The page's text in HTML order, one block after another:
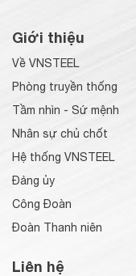
Giới thiệu
Về VNSTEEL
Phòng truyền thống
Tầm nhìn - Sứ mệnh
Nhân sự chủ chốt
Hệ thống VNSTEEL
Đảng ủy
Công Đoàn
Đoàn Thanh niên
Liên hệ